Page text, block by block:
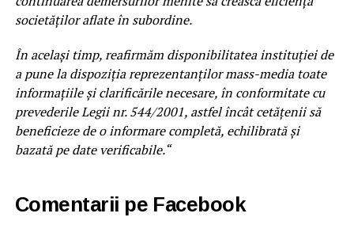
societăților aflate în subordine.
În același timp, reafirmăm disponibilitatea instituției de
a pune la dispoziția reprezentanților mass-media toate
informațiile și clarificările necesare, în conformitate cu
prevederile Legii nr. 544/2001, astfel încât cetățenii să
beneficieze de o informare completă, echilibrată și
bazată pe date verificabile.“
Comentarii pe Facebook